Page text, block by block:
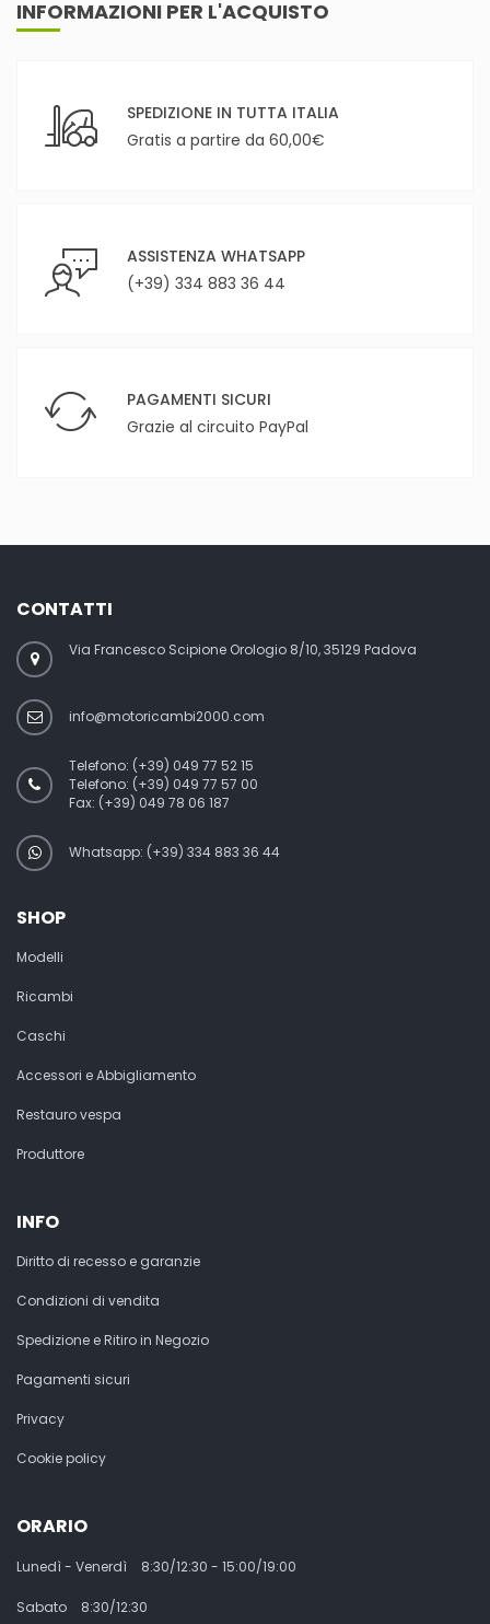
INFORMAZIONI PER L'ACQUISTO
SPEDIZIONE IN TUTTA ITALIA
Gratis a partire da 60,00€
ASSISTENZA WHATSAPP
(+39) 334 883 36 44
PAGAMENTI SICURI
Grazie al circuito PayPal
CONTATTI
Via Francesco Scipione Orologio 8/10, 35129 Padova
info@motoricambi2000.com
Telefono: (+39) 049 77 52 15
Telefono: (+39) 049 77 57 00
Fax: (+39) 049 78 06 187
Whatsapp: (+39) 334 883 36 44
SHOP
Modelli
Ricambi
Caschi
Accessori e Abbigliamento
Restauro vespa
Produttore
INFO
Diritto di recesso e garanzie
Condizioni di vendita
Spedizione e Ritiro in Negozio
Pagamenti sicuri
Privacy
Cookie policy
ORARIO
Lunedì - Venerdì 8:30/12:30 - 15:00/19:00
Sabato 8:30/12:30